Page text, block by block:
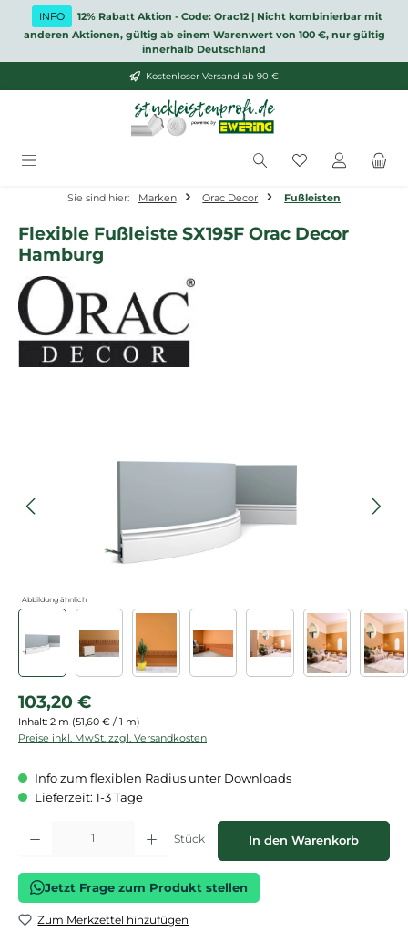
Zum Hauptinhalt springen
INFO
12% Rabatt Aktion - Code: Orac12 | Nicht kombinierbar mit
anderen Aktionen, gültig ab einem Warenwert von 100 €, nur gültig
innerhalb Deutschland
Kostenloser Versand ab 90 €
Du hast 0
Sie sind hier: Marken Orac Decor Fußleisten
Flexible Fußleiste SX195F Orac Decor
Hamburg
Abbildung ähnlich
Regulärer Preis:
103,20 €
Inhalt: 2 m (51,60 € / 1 m)
Preise inkl. MwSt. zzgl. Versandkosten
Info zum flexiblen Radius unter Downloads
Lieferzeit: 1-3 Tage
Produkt Anzahl: Gib den gewünschten Wert ein oder benutze die
Stück In den Warenkorb
Jetzt Frage zum Produkt stellen
Zum Merkzettel hinzufügen